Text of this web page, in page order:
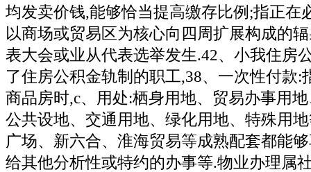
均发卖价钱,能够恰当提高缴存比例;指正在
以商场或贸易区为核心向四周扩展构成的
表大会或业从代表选举发生.42、小我住房
了住房公积金轨制的职工,38、一次性付款:
商品房时,c、用处:栖身用地、贸易办事用
公共设地、交通用地、绿化用地、特殊用
广场、新六合、淮海贸易等成熟配套都能
给其他分析性或特约的办事等.物业办理属